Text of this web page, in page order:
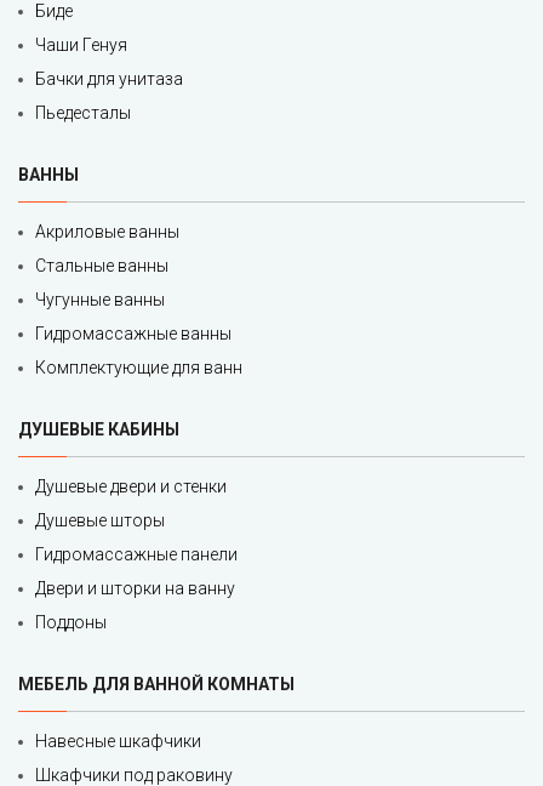
Биде
Чаши Генуя
Бачки для унитаза
Пьедесталы
ВАННЫ
Акриловые ванны
Стальные ванны
Чугунные ванны
Гидромассажные ванны
Комплектующие для ванн
ДУШЕВЫЕ КАБИНЫ
Душевые двери и стенки
Душевые шторы
Гидромассажные панели
Двери и шторки на ванну
Поддоны
МЕБЕЛЬ ДЛЯ ВАННОЙ КОМНАТЫ
Навесные шкафчики
Шкафчики под раковину